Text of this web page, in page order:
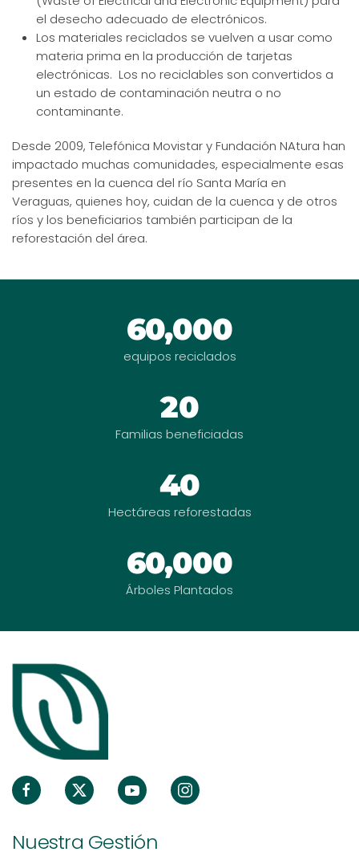
el desecho adecuado de electrónicos.
Los materiales reciclados se vuelven a usar como
materia prima en la producción de tarjetas
electrónicas. Los no reciclables son convertidos a
un estado de contaminación neutra o no
contaminante.
Desde 2009, Telefónica Movistar y Fundación NAtura han
impactado muchas comunidades, especialmente esas
presentes en la cuenca del río Santa María en
Veraguas, quienes hoy, cuidan de la cuenca y de otros
ríos y los beneficiarios también participan de la
reforestación del área.
60,000
equipos reciclados
20
Familias beneficiadas
40
Hectáreas reforestadas
60,000
Árboles Plantados
Nuestra Gestión